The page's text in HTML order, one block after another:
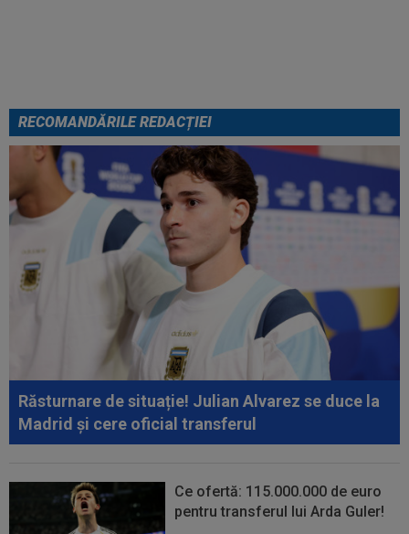
RECOMANDĂRILE REDACȚIEI
Răsturnare de situație! Julian Alvarez se duce la
Madrid și cere oficial transferul
Ce ofertă: 115.000.000 de euro
pentru transferul lui Arda Guler!